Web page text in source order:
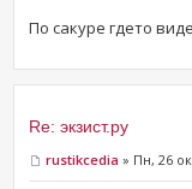
По сакуре гдето
Re: экзист.ру
rustikcedia » Пн, 26